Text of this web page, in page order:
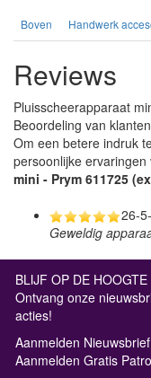
Boven Handwerk
Reviews
Pluisscheerapparaat
Beoordeling van
Om een betere indruk
persoonlijke
mini - Prym 611725
26-
Geweldig
BLIJF OP DE HOOGTE
Ontvang onze
acties!
Aanmelden Nieuwsbrief
Aanmelden Gratis